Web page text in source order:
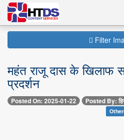
Filter
महंत राजू दास के खिलाफ
प्रदर्शन
Posted On: 2025-01-22 Posted By: